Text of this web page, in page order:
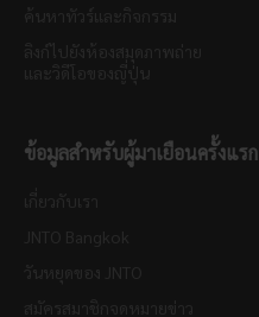
ข้อมูลสำหรับผู้มาเยือนครั้งแรก